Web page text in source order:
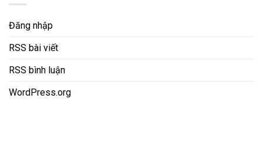
Đăng nhập
RSS bài viết
RSS bình luận
WordPress.org